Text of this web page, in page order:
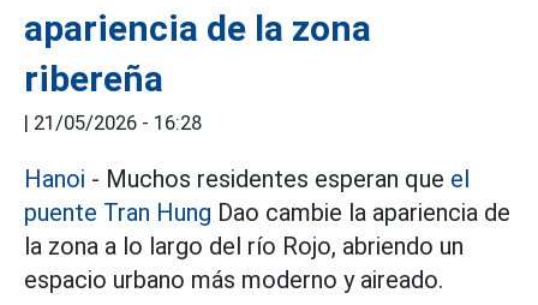
apariencia de la zona
ribereña
| 21/05/2026 - 16:28
Hanoi - Muchos residentes esperan que el
puente Tran Hung Dao cambie la apariencia de
la zona a lo largo del río Rojo, abriendo un
espacio urbano más moderno y aireado.